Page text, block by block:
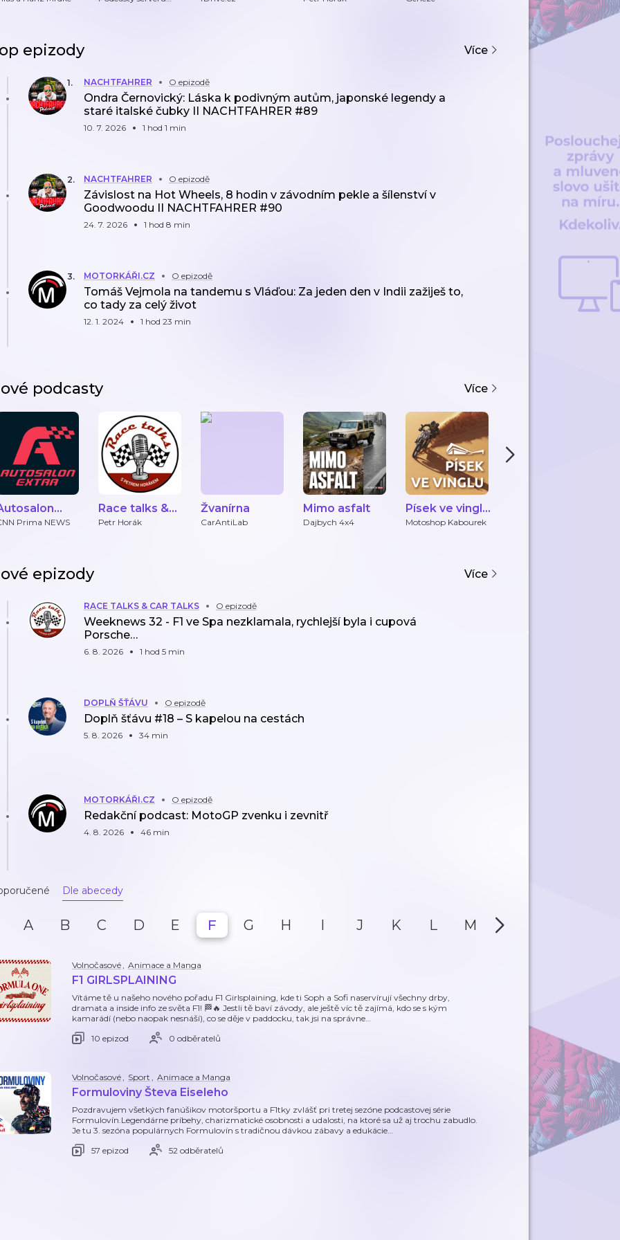
epizody Více
1. NACHTFAHRER O epizodě
Ondra Černovický: Láska k podivným autům, japonské legendy a
staré italské čubky II NACHTFAHRER #89
10. 7. 2026 1 hod 1 min
2. NACHTFAHRER O epizodě
Závislost na Hot Wheels, 8 hodin v závodním pekle a šílenství v
Goodwoodu II NACHTFAHRER #90
24. 7. 2026 1 hod 8 min
3. MOTORKÁŘI.CZ O epizodě
Tomáš Vejmola na tandemu s Vláďou: Za jeden den v Indii zažiješ to,
co tady za celý život
12. 1. 2024 1 hod 23 min
podcasty Více
Prima NEWS
Race talks &
Car talks
Petr Horák
Žvanírna
CarAntiLab
Mimo asfalt
Dajbych 4x4
Písek ve vinglu
- podcast
Motoshop Kabourek
epizody Více
RACE TALKS & CAR TALKS O epizodě
Weeknews 32 - F1 ve Spa nezklamala, rychlejší byla i cupová
Porsche…
6. 8. 2026 1 hod 5 min
DOPLŇ ŠŤÁVU O epizodě
Doplň šťávu #18 – S kapelou na cestách
5. 8. 2026 34 min
MOTORKÁŘI.CZ O epizodě
Redakční podcast: MotoGP zvenku i zevnitř
4. 8. 2026 46 min
Dle abecedy
A B C D E F G H I J K L M N
Volnočasové, Animace a Manga
F1 GIRLSPLAINING
Vítáme tě u našeho nového pořadu F1 Girlsplaining, kde ti Soph a Sofi naservírují všechny drby,
dramata a inside info ze světa F1! 🏁🔥 Jestli tě baví závody, ale ještě víc tě zajímá, kdo se s kým
kamarádí (nebo naopak nesnáší), co se děje v paddocku, tak jsi na správne…
10 epizod
0 odběratelů
Volnočasové, Sport , Animace a Manga
Formuloviny Števa Eiseleho
Pozdravujem všetkých fanúšikov motoršportu a F1tky zvlášť pri tretej sezóne podcastovej série
Formulovín.Legendárne príbehy, charizmatické osobnosti a udalosti, na ktoré sa už aj trochu zabudlo.
Je tu 3. sezóna populárnych Formulovín s tradičnou dávkou zábavy a edukácie…
57 epizod
52 odběratelů